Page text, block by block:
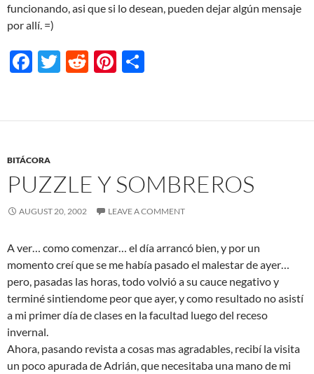
funcionando, asi que si lo desean, pueden dejar algún mensaje
por allí. =)
F
b
o
o
k
T
er
R
di
Pi
es e
BITÁCORA
PUZZLE Y SOMBREROS
AUGUST 20, 2002 LEAVE A COMMENT
A ver… como comenzar… el día arrancó bien, y por un
momento creí que se me había pasado el malestar de ayer…
pero, pasadas las horas, todo volvió a su cauce negativo y
terminé sintiendome peor que ayer, y como resultado no asistí
a mi primer día de clases en la facultad luego del receso
invernal.
Ahora, pasando revista a cosas mas agradables, recibí la visita
un poco apurada de Adrián, que necesitaba una mano de mi